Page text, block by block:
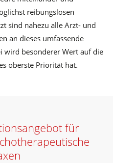
reibungslosen
sind nahezu alle Arzt- und
an dieses umfassende
wird besonderer Wert auf die
oberste Priorität hat.
für